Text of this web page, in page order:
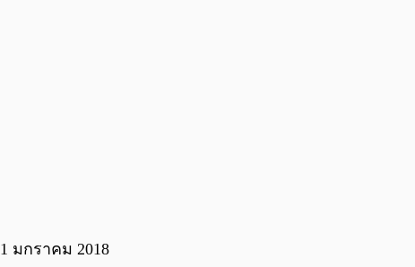
มกราคม 2018